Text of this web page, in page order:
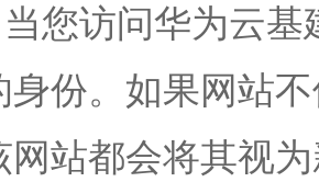
您访问华为云
身份。如果网站
网站都会将其视